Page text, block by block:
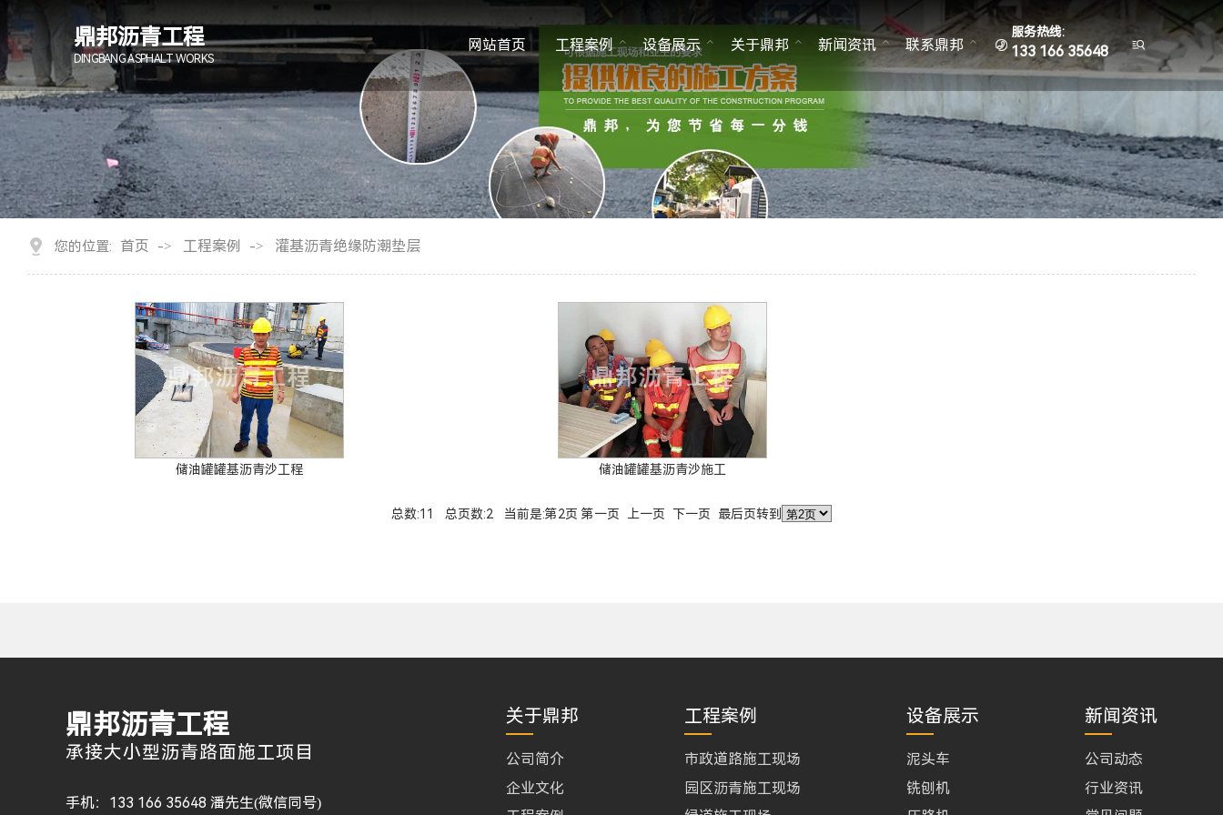
鼎邦沥青工程
DINGBANG ASPHALT WORKS
网站首页 工程案例 设备展示 关于鼎邦 新闻资讯 联系鼎邦 
服务热线:
133 166 35648 
您的位置: 首页 -> 工程案例 -> 灌基沥青绝缘防潮垫层
储油罐罐基沥青沙工程 储油罐罐基沥青沙施工
总数:11 总页数:2 当前是:第2页 第一页 上一页 下一页 最后页转到
鼎邦沥青工程
承接大小型沥青路面施工项目
手机：133 166 35648 潘先生(微信同号)
关于鼎邦
公司简介
企业文化
工程案例
市政道路施工现场
园区沥青施工现场
设备展示
泥头车
铣刨机
新闻资讯
公司动态
行业资讯